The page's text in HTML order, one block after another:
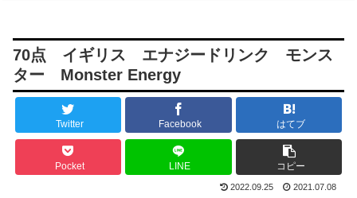
70点 イギリス エナジードリンク モンス
ター Monster Energy
Twitter Facebook はてブ
Pocket LINE コピー
2022.09.25 2021.07.08